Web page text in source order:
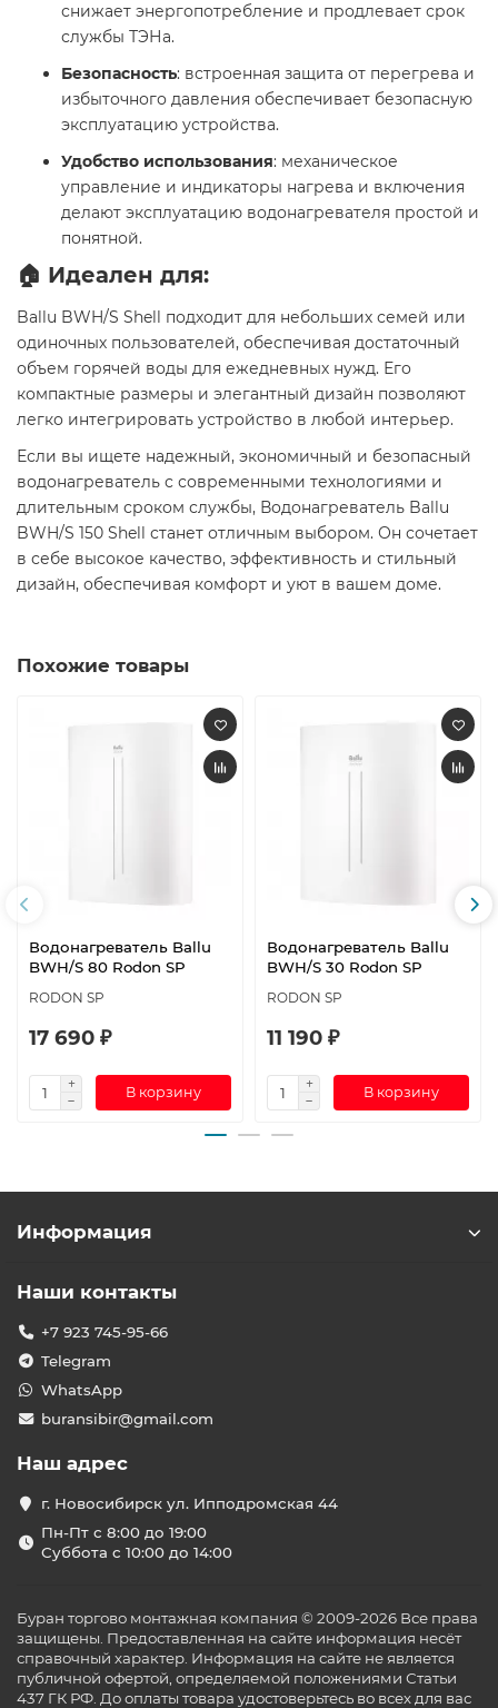
снижает энергопотребление и продлевает срок
службы ТЭНа.
Безопасность: встроенная защита от перегрева и
избыточного давления обеспечивает безопасную
эксплуатацию устройства.
Удобство использования: механическое
управление и индикаторы нагрева и включения
делают эксплуатацию водонагревателя простой и
понятной.​
🏠 Идеален для:
Ballu BWH/S Shell подходит для небольших семей или
одиночных пользователей, обеспечивая достаточный
объем горячей воды для ежедневных нужд. Его
компактные размеры и элегантный дизайн позволяют
легко интегрировать устройство в любой интерьер.​
Если вы ищете надежный, экономичный и безопасный
водонагреватель с современными технологиями и
длительным сроком службы, Водонагреватель Ballu
BWH/S 150 Shell станет отличным выбором. Он сочетает
в себе высокое качество, эффективность и стильный
дизайн, обеспечивая комфорт и уют в вашем доме.​
Похожие товары
Водонагреватель Ballu
BWH/S 80 Rodon SP
RODON SP
17 690 ₽
В корзину
Водонагреватель Ballu
BWH/S 30 Rodon SP
RODON SP
11 190 ₽
В корзину
Информация
Наши контакты
+7 923 745-95-66
Telegram
WhatsApp
buransibir@gmail.com
Наш адрес
г. Новосибирск ул. Ипподромская 44
Пн-Пт с 8:00 до 19:00
Суббота с 10:00 до 14:00
Буран торгово монтажная компания © 2009-2026 Все права
защищены. Предоставленная на сайте информация несёт
справочный характер. Информация на сайте не является
публичной офертой, определяемой положениями Статьи
437 ГК РФ. До оплаты товара удостоверьтесь во всех для вас